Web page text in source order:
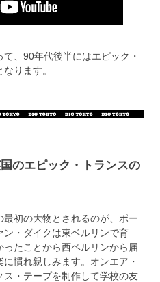
、90年代後半にはエピック・
ります。
のエピック・トランスの
最初の大物とされるのが、ポー
ン・ダイクは東ベルリンで育
たことから西ベルリンから届
慣れ親しみます。オンエア・
・テープを制作して学校の友